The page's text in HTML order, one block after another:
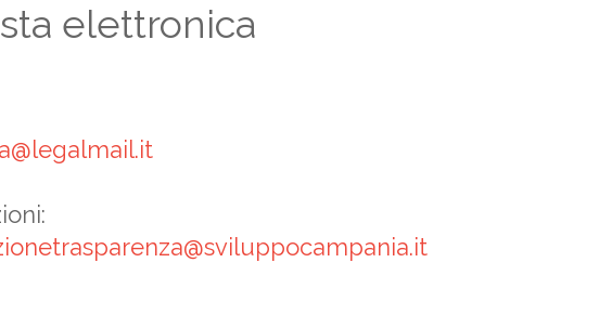
elettronica